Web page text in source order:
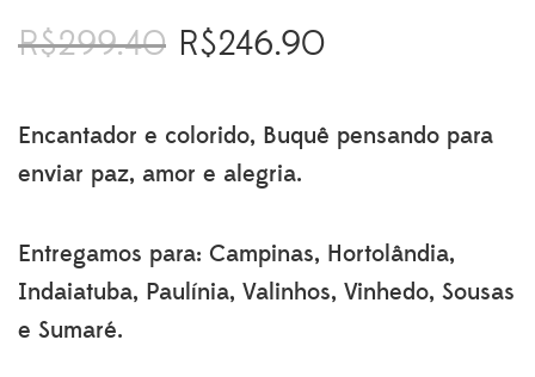
R$299.40
O
era:
R$299.40.
R$246.90O
é:
Encantador e colorido, Buquê pensando para
enviar paz, amor e alegria.
Entregamos para: Campinas, Hortolândia,
Indaiatuba, Paulínia, Valinhos, Vinhedo, Sousas
e Sumaré.